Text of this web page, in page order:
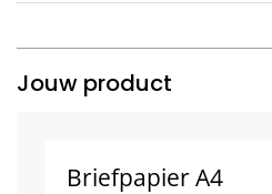
Jouw product
Briefpapier A4